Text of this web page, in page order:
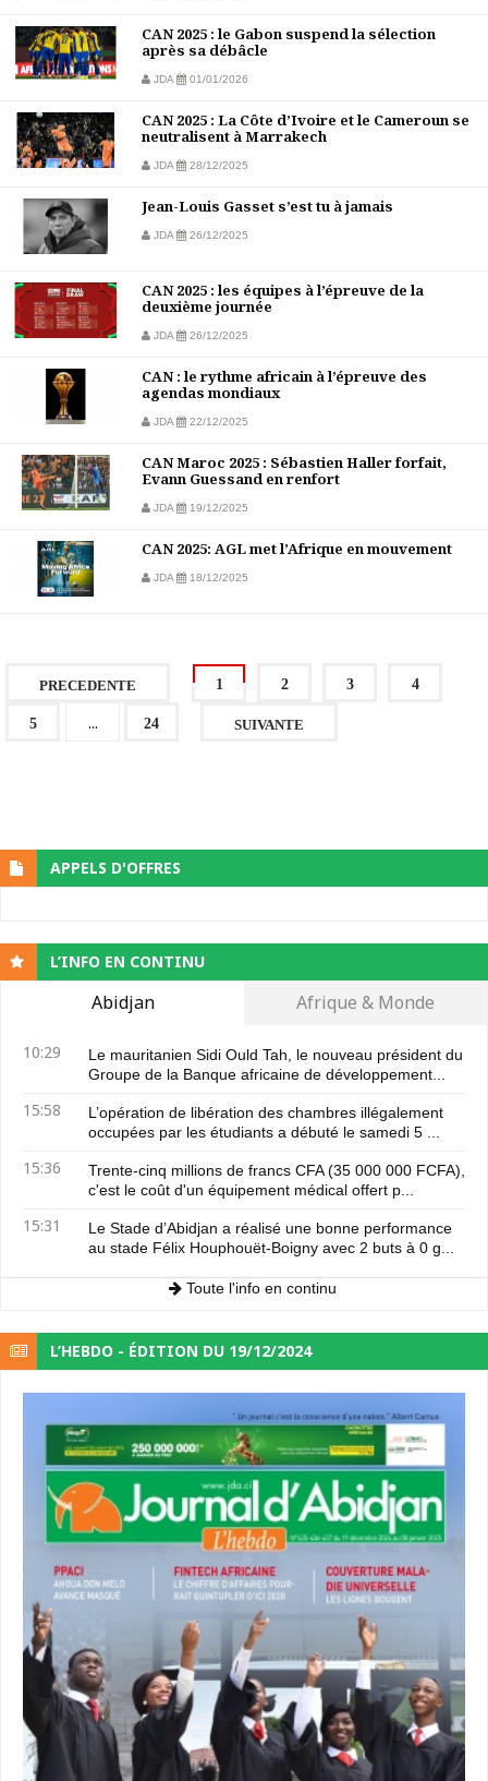
CAN 2025 : le Gabon suspend la sélection
après sa débâcle
JDA 01/01/2026
CAN 2025 : La Côte d’Ivoire et le Cameroun se
neutralisent à Marrakech
JDA 28/12/2025
Jean-Louis Gasset s’est tu à jamais
JDA 26/12/2025
CAN 2025 : les équipes à l’épreuve de la
deuxième journée
JDA 26/12/2025
CAN : le rythme africain à l’épreuve des
agendas mondiaux
JDA 22/12/2025
CAN Maroc 2025 : Sébastien Haller forfait,
Evann Guessand en renfort
JDA 19/12/2025
CAN 2025: AGL met l’Afrique en mouvement
JDA 18/12/2025
PRECEDENTE 1 2 3 4
5 ... 24 SUIVANTE
APPELS D'OFFRES
L’INFO EN CONTINU
Abidjan Afrique & Monde
10:29
Le mauritanien Sidi Ould Tah, le nouveau président du
Groupe de la Banque africaine de développement...
15:58
L’opération de libération des chambres illégalement
occupées par les étudiants a débuté le samedi 5 ...
15:36
Trente-cinq millions de francs CFA (35 000 000 FCFA),
c'est le coût d'un équipement médical offert p...
15:31
Le Stade d’Abidjan a réalisé une bonne performance
au stade Félix Houphouët-Boigny avec 2 buts à 0 g...
Toute l'info en continu
L’HEBDO - ÉDITION DU 19/12/2024